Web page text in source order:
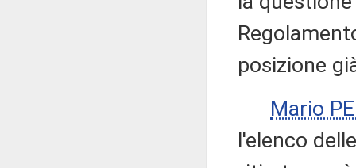
posizione
Mario
l'elenco